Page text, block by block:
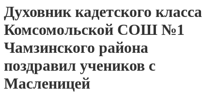
Духовник кадетского класса
Комсомольской СОШ №1
Чамзинского района
поздравил учеников с
Масленицей